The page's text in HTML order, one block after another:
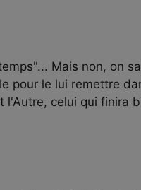
Mais non, on
pour le lui remettre
celui qui finira